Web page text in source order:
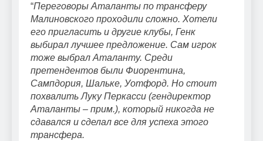
“Переговоры Аталанты по трансферу
Малиновского проходили сложно. Хотели
его пригласить и другие клубы, Генк
выбирал лучшее предложение. Сам игрок
тоже выбрал Аталанту. Среди
претендентов были Фиорентина,
Сампдория, Шальке, Уотфорд. Но стоит
похвалить Луку Перкасси (гендиректор
Аталанты – прим.), который никогда не
сдавался и сделал все для успеха этого
трансфера.